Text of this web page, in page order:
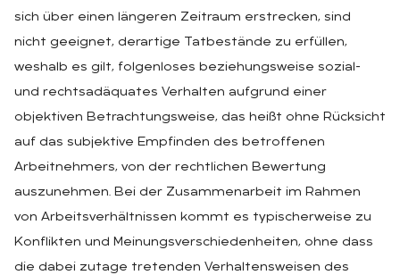
sich über einen längeren Zeitraum erstrecken, sind
nicht geeignet, derartige Tatbestände zu erfüllen,
weshalb es gilt, folgenloses beziehungsweise sozial-
und rechtsadäquates Verhalten aufgrund einer
objektiven Betrachtungsweise, das heißt ohne Rücksicht
auf das subjektive Empfinden des betroffenen
Arbeitnehmers, von der rechtlichen Bewertung
auszunehmen. Bei der Zusammenarbeit im Rahmen
von Arbeitsverhältnissen kommt es typischerweise zu
Konflikten und Meinungsverschiedenheiten, ohne dass
die dabei zutage tretenden Verhaltensweisen des